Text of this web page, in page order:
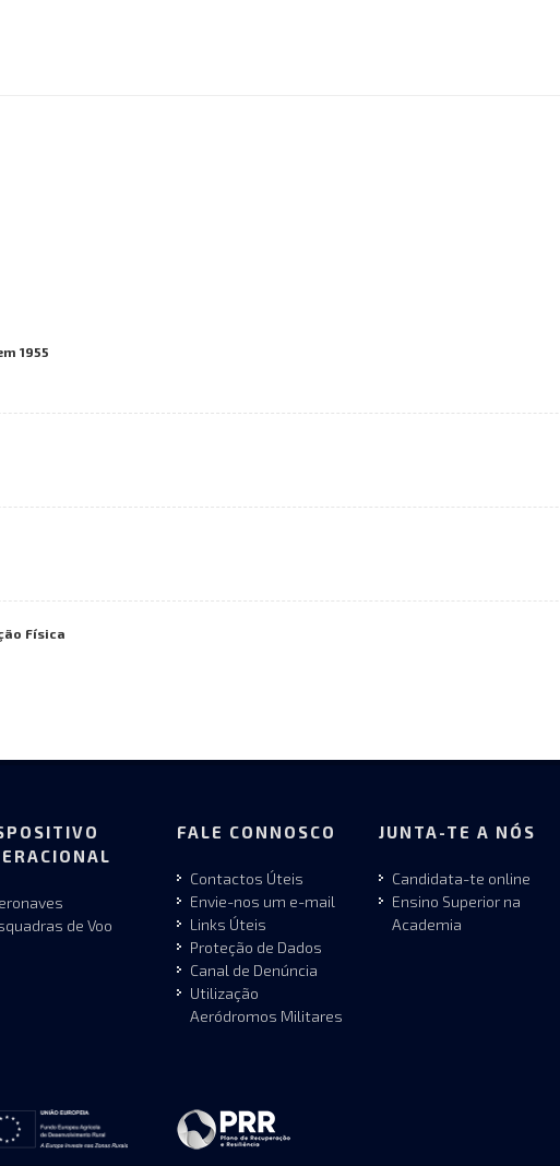
1955
Física
de Voo
FALE CONNOSCO
Contactos Úteis
Envie-nos um e-mail
Links Úteis
Proteção de Dados
Canal de Denúncia
Utilização
Aeródromos Militares
JUNTA-TE A NÓS
Candidata-te online
Ensino Superior na
Academia